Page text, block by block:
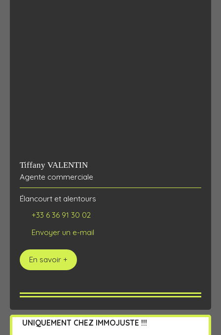
Tiffany VALENTIN
Agente commerciale
Élancourt et alentours
+33 6 36 91 30 02
Envoyer un e-mail
En savoir +
UNIQUEMENT CHEZ IMMOJUSTE !!!